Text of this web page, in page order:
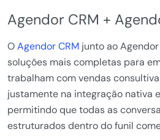
Agendor CRM +
OAgendor CRM junto ao
soluções mais completas para
trabalham com vendas
justamente na integração nativa
permitindo que todas as
estruturados dentro do funil